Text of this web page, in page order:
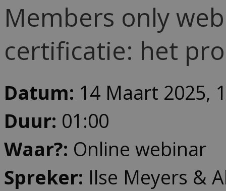
Members only
certificatie: het
Datum: 14 Maart 2025,
Duur: 01:00
Waar?: Online webinar
Spreker: Ilse Meyers &